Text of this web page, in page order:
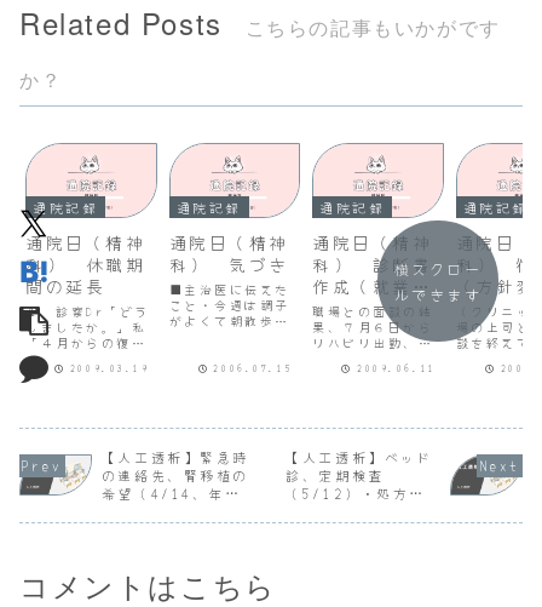
Related Posts
こちらの記事もいかがです
か？
通院記録
通院日（精神
科） 休職期
間の延長
１ 診察Dr「どう
しましたか。」私
「４月からの復職
について復職審査
会が開かれたので
すが、４月は人の
おりもう少し療養
したほうがいいと
いう意見が多く復
職不可となりまし
2009.03.19
通院記録
通院日（精神
科） 気づき
■主治医に伝えた
こと・今週は調子
がよくて朝散歩に
が本社の中枢の担
ので、知恵を貸し
ールがありまし
た。・チーム内の
打ち合わせで言わ
ま...
2006.07.15
通院記録
通院日（精神
科） 診断書
作成（就業
可）
職場との面談の結
果、７月６日から
リハビリ出勤、８
る予定で進めるこ
め朝７時から13時
半までかかってし
まいました。１
了解事項・復職用
2009.06.11
通院記録
通院日
科） 復
（方針
（クリニッ
場の上司と
談を終えて
さなければ
くされまし
終的には二
断書を書き
いというこ
横スクロー
ルできます
【人工透析】緊急時
の連絡先、腎移植の
希望（4/14、年１
分
【人工透析】ベッド
診、定期検査
（5/12）・処方薬
コメントはこちら